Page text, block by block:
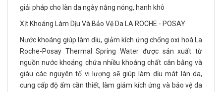
giải pháp cho làn da ngày nắng nóng, hanh khô
Xịt Khoáng Làm Dịu Và Bảo Vệ Da LA ROCHE - POSAY
Nước khoáng giúp làm dịu, giảm kích ứng chống oxi hoá La
Roche-Posay Thermal Spring Water được sản xuất từ
nguồn nước khoáng chứa nhiều khoáng chất cân bằng và
giàu các nguyên tố vi lượng sẽ giúp làm dịu mát làn da,
cung cấp độ ẩm cần thiết, làm giảm kích ứng và bảo vệ da